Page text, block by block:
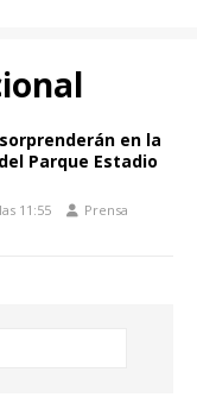
en la
Parque Estadio
11:55 Prensa